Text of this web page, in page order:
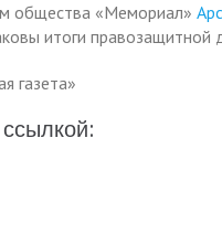
общества «Мемориал»
итоги правозащитной
газета»